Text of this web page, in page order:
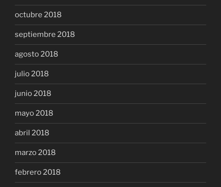
octubre 2018
septiembre 2018
agosto 2018
julio 2018
junio 2018
mayo 2018
abril 2018
marzo 2018
febrero 2018